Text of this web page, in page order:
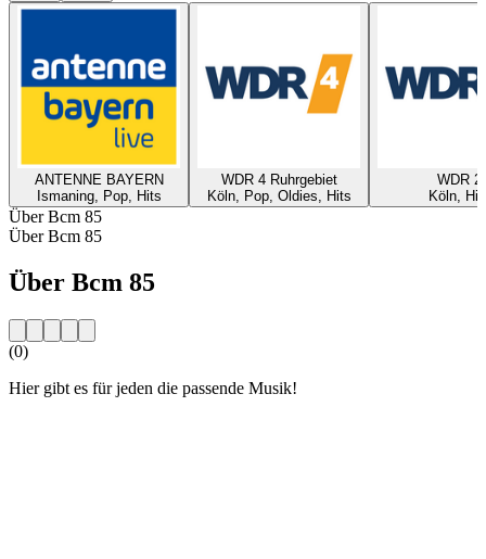
ANTENNE BAYERN
Ismaning, Pop, Hits
WDR 4 Ruhrgebiet
Köln, Pop, Oldies, Hits
WDR 2
Köln,
Über Bcm 85
Über Bcm 85
Über Bcm 85
(0)
Hier gibt es für jeden die passende Musik!